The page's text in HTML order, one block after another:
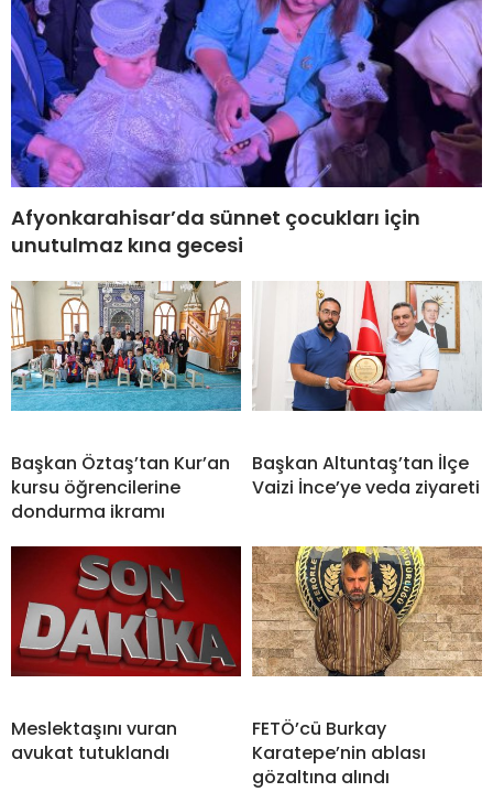
Afyonkarahisar’da sünnet çocukları için
unutulmaz kına gecesi
Başkan Öztaş’tan Kur’an
kursu öğrencilerine
dondurma ikramı
Başkan Altuntaş’tan İlçe
Vaizi İnce’ye veda ziyareti
Meslektaşını vuran
avukat tutuklandı
FETÖ’cü Burkay
Karatepe’nin ablası
gözaltına alındı